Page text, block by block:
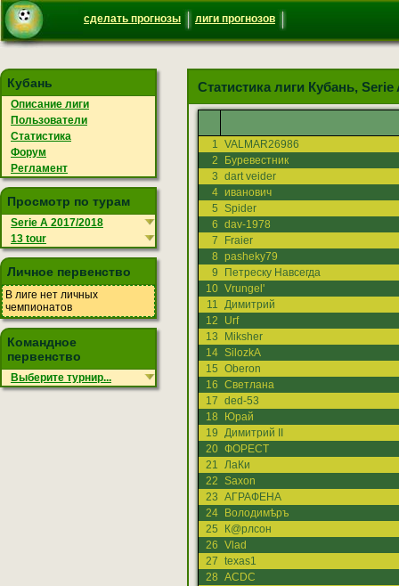
сделать прогнозы лиги прогнозов
Статистика лиги Кубань, Serie
1 VALMAR26986
2
Буревестник
3 dart veider
4 иванович
5 Spider
6 dav-1978
7
Fraier
8 pasheky79
9
Петреску Навсегда
10 Vrungel'
11 Димитрий
12
Urf
13
Miksher
14 SilozkA
15 Oberon
16 Светлана
17 ded-53
18
Юрай
19 Димитрий II
20 ФОРЕСТ
21 ЛаКи
22 Saxon
23 АГРАФЕНА
24
Володимѣръ
25
К@рлсон
26 Vlad
27 texas1
28 ACDC
Кубань
Описание лиги
Пользователи
Статистика
Форум
Регламент
Просмотр по турам
Serie A 2017/2018
13 tour
Личное первенство
В лиге нет личных
чемпионатов
Командное
первенство
Выберите турнир...